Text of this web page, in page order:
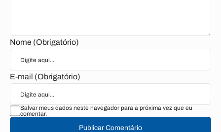
Nome (Obrigatório)
E-mail (Obrigatório)
Salvar meus dados neste navegador para a próxima vez que eu
comentar.
Publicar Comentário